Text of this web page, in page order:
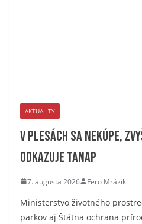
AKTUALITY
V plesách sa nekúpe,
odkazuje TANAP
7. augusta 2026 Fero Mrázik
Ministerstvo životného
parkov aj Štátna ochrana